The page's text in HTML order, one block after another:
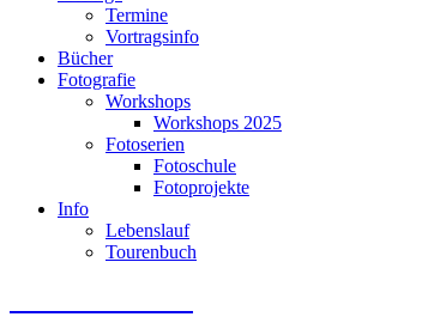
Termine
Vortragsinfo
Bücher
Fotografie
Workshops
Workshops 2025
Fotoserien
Fotoschule
Fotoprojekte
Info
Lebenslauf
Tourenbuch